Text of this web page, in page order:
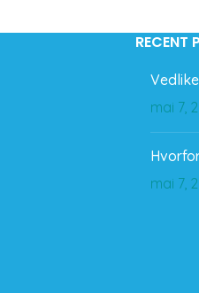
RECENT
mai 7,
mai 7,